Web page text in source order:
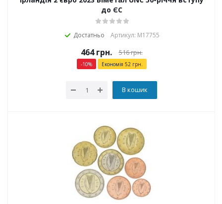
до ЄС
Достатньо Артикул: М17755
464грн. 516грн.
-10% Економія 52грн.
В кошик